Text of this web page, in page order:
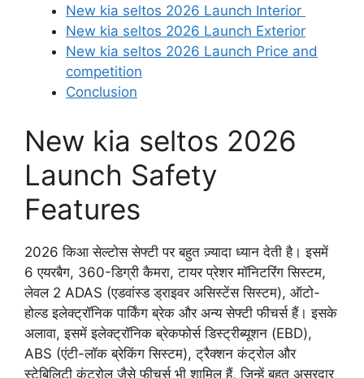
New kia seltos 2026 Launch Interior
New kia seltos 2026 Launch Exterior
New kia seltos 2026 Launch Price and
competition
Conclusion
New kia seltos 2026
Launch Safety
Features
2026 किआ सेल्टोस सेफ्टी पर बहुत ज़्यादा ध्यान देती है। इसमें
6 एयरबैग, 360-डिग्री कैमरा, टायर प्रेशर मॉनिटरिंग सिस्टम,
लेवल 2 ADAS (एडवांस्ड ड्राइवर असिस्टेंस सिस्टम), ऑटो-
होल्ड इलेक्ट्रॉनिक पार्किंग ब्रेक और अन्य सेफ्टी फीचर्स हैं। इसके
अलावा, इसमें इलेक्ट्रॉनिक ब्रेकफोर्स डिस्ट्रीब्यूशन (EBD),
ABS (एंटी-लॉक ब्रेकिंग सिस्टम), ट्रैक्शन कंट्रोल और
स्टेबिलिटी कंट्रोल जैसे फीचर्स भी शामिल हैं, जिन्हें बहुत असरदार